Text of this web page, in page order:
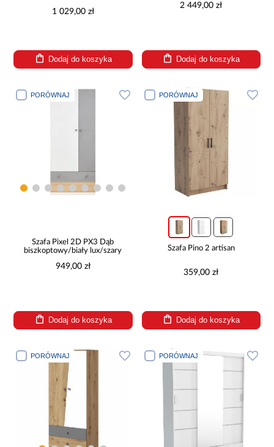
1 029,00 zł
Dodaj do koszyka
2 449,00 zł
Dodaj do koszyka
PORÓWNAJ
Szafa Pixel 2D PX3 Dąb
biszkoptowy/biały lux/szary
949,00 zł
Dodaj do koszyka
PORÓWNAJ
Szafa Pino 2 artisan
359,00 zł
Dodaj do koszyka
PORÓWNAJ PORÓWNAJ